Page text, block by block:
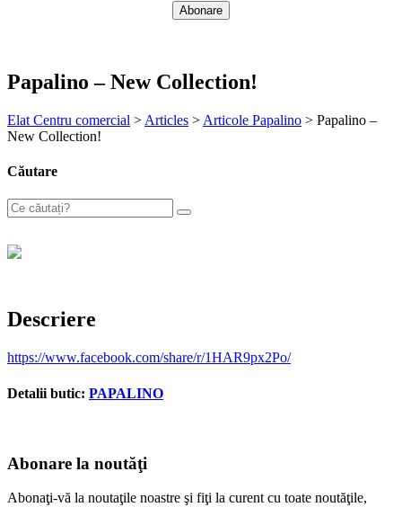
Papalino – New Collection!
Elat Centru comercial > Articles > Articole Papalino > Papalino –
New Collection!
Căutare
Descriere
https://www.facebook.com/share/r/1HAR9px2Po/
Detalii butic: PAPALINO
Abonare la noutăţi
Abonaţi-vă la noutaţile noastre şi fiţi la curent cu toate noutăţile,